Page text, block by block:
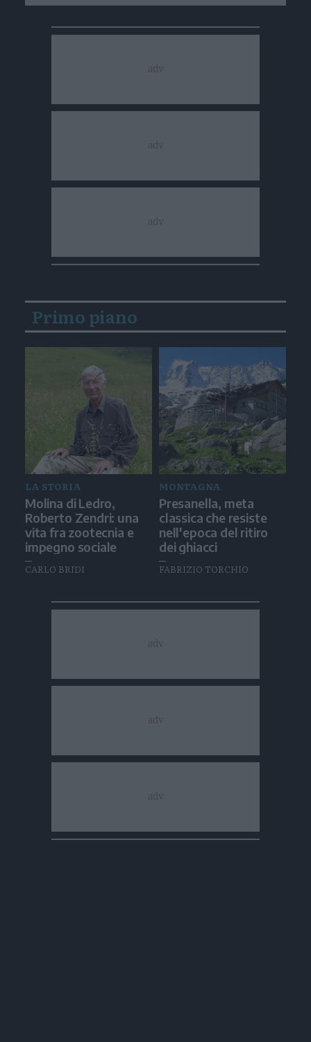
Primo piano
LA STORIA
Molina di Ledro,
Roberto Zendri: una
vita fra zootecnia e
impegno sociale
CARLO BRIDI
MONTAGNA
Presanella, meta
classica che resiste
nell'epoca del ritiro
dei ghiacci
FABRIZIO TORCHIO